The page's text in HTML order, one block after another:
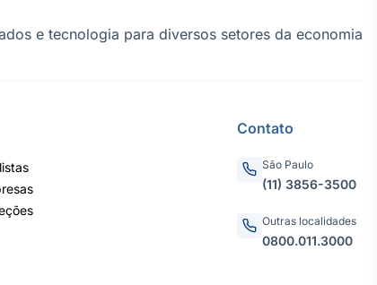
e tecnologia para diversos setores da economia
Contato
São Paulo
(11) 3856-3500
Outras localidades
0800.011.3000